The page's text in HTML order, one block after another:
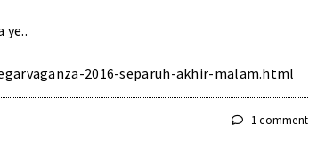
ye..
2016-separuh-akhir-malam.html
1 comment